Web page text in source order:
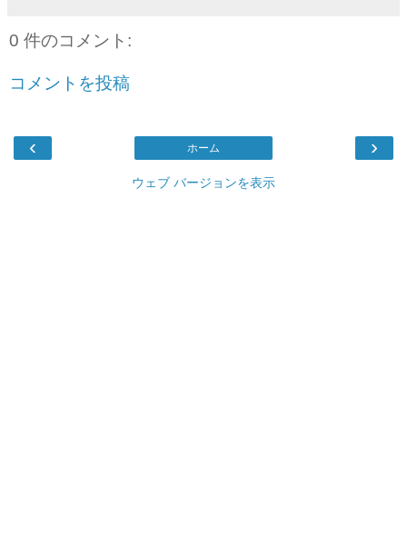
0 件のコメント:
コメントを投稿
‹ ›
ホーム
ウェブ バージョンを表示